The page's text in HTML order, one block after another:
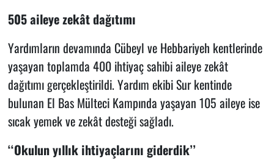
505 aileye zekât dağıtımı
Yardımların devamında Cübeyl ve Hebbariyeh kentlerinde
yaşayan toplamda 400 ihtiyaç sahibi aileye zekât
dağıtımı gerçekleştirildi. Yardım ekibi Sur kentinde
bulunan El Bas Mülteci Kampında yaşayan 105 aileye ise
sıcak yemek ve zekât desteği sağladı.
‘‘Okulun yıllık ihtiyaçlarını giderdik’’